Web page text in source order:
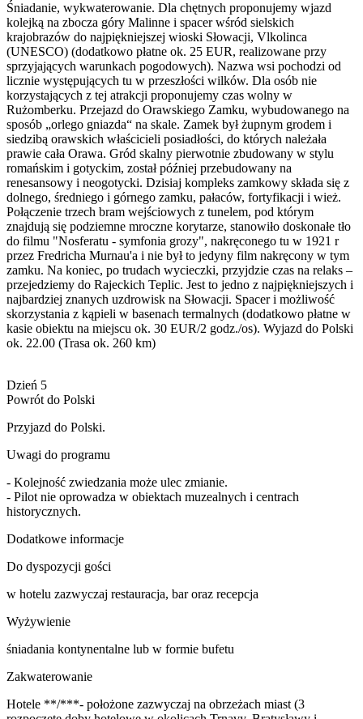
Śniadanie, wykwaterowanie. Dla chętnych proponujemy wjazd
kolejką na zbocza góry Malinne i spacer wśród sielskich
krajobrazów do najpiękniejszej wioski Słowacji, Vlkolinca
(UNESCO) (dodatkowo płatne ok. 25 EUR, realizowane przy
sprzyjających warunkach pogodowych). Nazwa wsi pochodzi od
licznie występujących tu w przeszłości wilków. Dla osób nie
korzystających z tej atrakcji proponujemy czas wolny w
Rużomberku. Przejazd do Orawskiego Zamku, wybudowanego na
sposób „orlego gniazda“ na skale. Zamek był żupnym grodem i
siedzibą orawskich właścicieli posiadłości, do których należała
prawie cała Orawa. Gród skalny pierwotnie zbudowany w stylu
romańskim i gotyckim, został później przebudowany na
renesansowy i neogotycki. Dzisiaj kompleks zamkowy składa się z
dolnego, średniego i górnego zamku, pałaców, fortyfikacji i wież.
Połączenie trzech bram wejściowych z tunelem, pod którym
znajdują się podziemne mroczne korytarze, stanowiło doskonałe tło
do filmu "Nosferatu - symfonia grozy", nakręconego tu w 1921 r
przez Fredricha Murnau'a i nie był to jedyny film nakręcony w tym
zamku. Na koniec, po trudach wycieczki, przyjdzie czas na relaks –
przejedziemy do Rajeckich Teplic. Jest to jedno z najpiękniejszych i
najbardziej znanych uzdrowisk na Słowacji. Spacer i możliwość
skorzystania z kąpieli w basenach termalnych (dodatkowo płatne w
kasie obiektu na miejscu ok. 30 EUR/2 godz./os). Wyjazd do Polski
ok. 22.00 (Trasa ok. 260 km)
Dzień 5
Powrót do Polski
Przyjazd do Polski.
Uwagi do programu
- Kolejność zwiedzania może ulec zmianie.
- Pilot nie oprowadza w obiektach muzealnych i centrach
historycznych.
Dodatkowe informacje
Do dyspozycji gości
w hotelu zazwyczaj restauracja, bar oraz recepcja
Wyżywienie
śniadania kontynentalne lub w formie bufetu
Zakwaterowanie
Hotele **/***- położone zazwyczaj na obrzeżach miast (3